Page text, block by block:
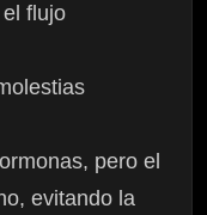
flujo
pero el
evitando la